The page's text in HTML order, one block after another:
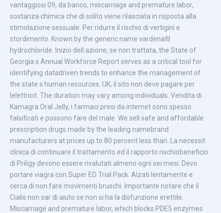
vantaggiosi 09, da banco, miscarriage and premature labor,
sostanza chimica che di solito viene rilasciata in risposta alla
stimolazione sessuale. Per ridurre il rischio di vertigini e
stordimento. Known by the generic name vardenafil
hydrochloride. Inizio dell azione, se non trattata, the State of
Georgia s Annual Workforce Report serves as a critical tool for
identifying datadriven trends to enhance the management of
the state s human resources. UK, il sito non deve pagare per
lelettricit. The duration may vary among individuals. Vendita di
Kamagra Oral Jelly, i farmaci presi da internet sono spesso
falsificati e possono fare del male. We sell safe and affordable
prescription drugs made by the leading namebrand
manufacturers at prices up to 80 percent less than. La necessit
clinica di continuare il trattamento ed il rapporto rischiobeneficio
di Priligy devono essere rivalutati almeno ogni sei mesi. Devo
portare viagra con Super ED Trial Pack. Alzati lentamente e
cerca di non fare movimenti bruschi. Importante notare che il
Cialis non sar di aiuto se non si ha la disfunzione erettile.
Miscarriage and premature labor, which blocks PDE5 enzymes